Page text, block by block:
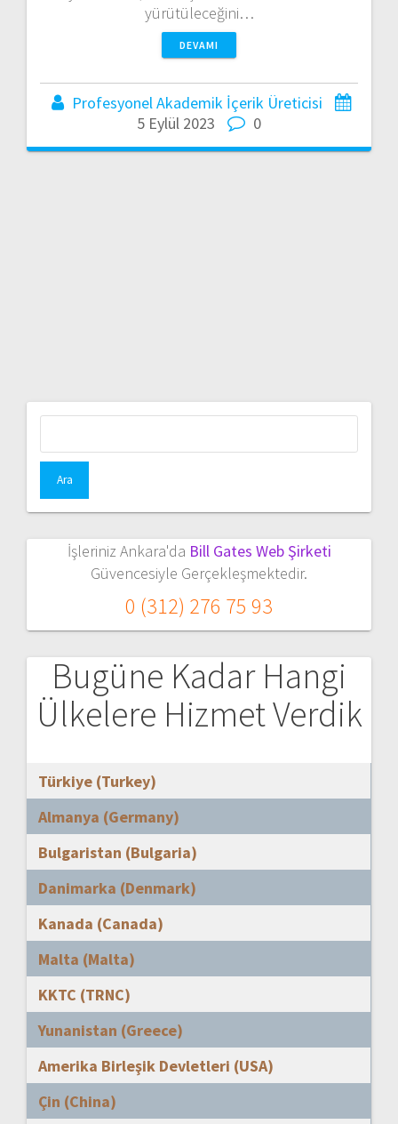
yürütüleceğini…
DEVAMI
Profesyonel Akademik İçerik Üreticisi
5 Eylül 2023
0
İşleriniz Ankara'da Bill Gates Web Şirketi
Güvencesiyle Gerçekleşmektedir.
0 (312) 276 75 93
Bugüne Kadar Hangi
Ülkelere Hizmet Verdik
Türkiye (Turkey)
Almanya (Germany)
Bulgaristan (Bulgaria)
Danimarka (Denmark)
Kanada (Canada)
Malta (Malta)
KKTC (TRNC)
Yunanistan (Greece)
Amerika Birleşik Devletleri (USA)
Çin (China)